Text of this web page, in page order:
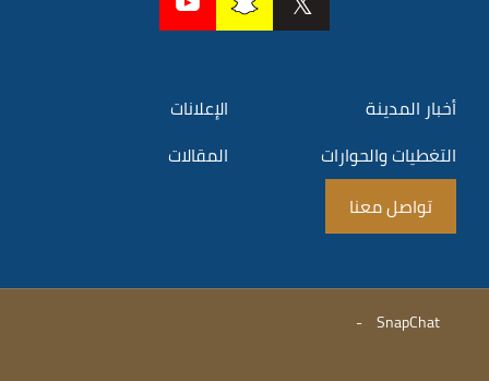
أخبار المدينة
الإعلانات
التغطيات والحوارات
المقالات
تواصل معنا
SnapChat
-